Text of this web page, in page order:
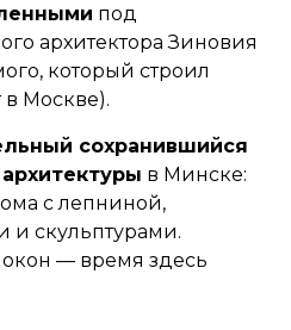
под
архитектора Зиновия
который строил
в Москве).
сохранившийся
в Минске:
с лепниной,
и скульптурами.
— время здесь